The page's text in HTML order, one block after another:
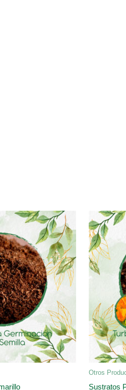
Otros
Sustratos